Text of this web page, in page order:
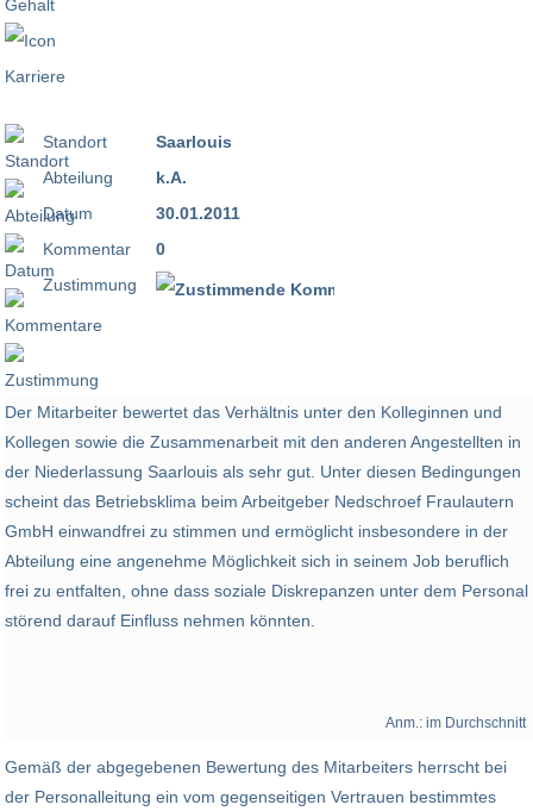
Standort
Abteilung
Datum
Kommentar
Zustimmung
Saarlouis
k.A.
30.01.2011
0
Der Mitarbeiter bewertet das Verhältnis unter den Kolleginnen und
Kollegen sowie die Zusammenarbeit mit den anderen Angestellten in
der Niederlassung Saarlouis als sehr gut. Unter diesen Bedingungen
scheint das Betriebsklima beim Arbeitgeber Nedschroef Fraulautern
GmbH einwandfrei zu stimmen und ermöglicht insbesondere in der
Abteilung eine angenehme Möglichkeit sich in seinem Job beruflich
frei zu entfalten, ohne dass soziale Diskrepanzen unter dem Personal
störend darauf Einfluss nehmen könnten.
Anm.: im Durchschnitt
Gemäß der abgegebenen Bewertung des Mitarbeiters herrscht bei
der Personalleitung ein vom gegenseitigen Vertrauen bestimmtes